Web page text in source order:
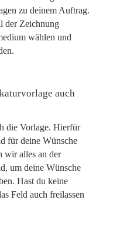
zu deinem Auftrag.
der Zeichnung
wählen und
auch
die Vorlage. Hierfür
für deine Wünsche
wir alles an der
um deine Wünsche
Hast du keine
Feld auch freilassen